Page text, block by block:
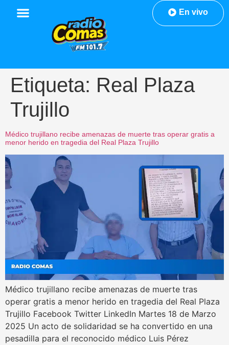
En vivo
Etiqueta: Real Plaza
Trujillo
Médico trujillano recibe amenazas de muerte tras operar gratis a
menor herido en tragedia del Real Plaza Trujillo
Médico trujillano recibe amenazas de muerte tras
operar gratis a menor herido en tragedia del Real Plaza
Trujillo Facebook Twitter LinkedIn Martes 18 de Marzo
2025 Un acto de solidaridad se ha convertido en una
pesadilla para el reconocido médico Luis Pérez